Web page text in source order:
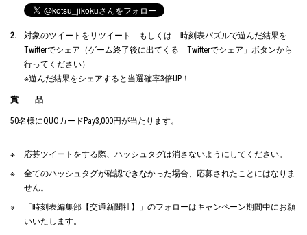
対象のツイートをリツイート もしくは 時刻表パズルで遊んだ結果を
Twitterでシェア（ゲーム終了後に出てくる「Twitterでシェア」ボタンから
行ってください）
※遊んだ結果をシェアすると当選確率3倍UP！
賞 品
50名様にQUOカードPay3,000円が当たります。
応募ツイートをする際、ハッシュタグは消さないようにしてください。
全てのハッシュタグが確認できなかった場合、応募されたことにはなりま
せん。
「時刻表編集部【交通新聞社】」のフォローはキャンペーン期間中にお願
いいたします。